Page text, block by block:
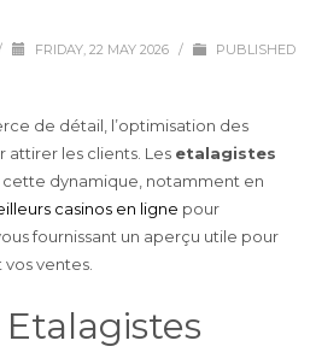
FRIDAY, 22 MAY 2026 /
PUBLISHED
de détail, l’optimisation des
attirer les clients. Les etalagistes
cette dynamique, notamment en
casinos en ligne pour
fournissant un aperçu utile pour
ventes.